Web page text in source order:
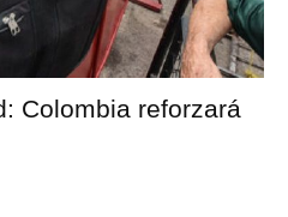
Colombia reforzará